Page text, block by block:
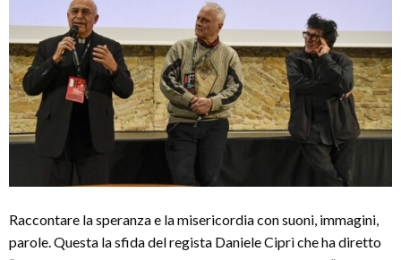
Raccontare la speranza e la misericordia con suoni, immagini,
parole. Questa la sfida del regista Daniele Ciprì che ha diretto